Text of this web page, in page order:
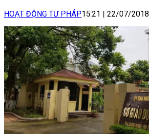
HOẠT ĐỘNG TƯ PHÁP15:21 22/07/2018